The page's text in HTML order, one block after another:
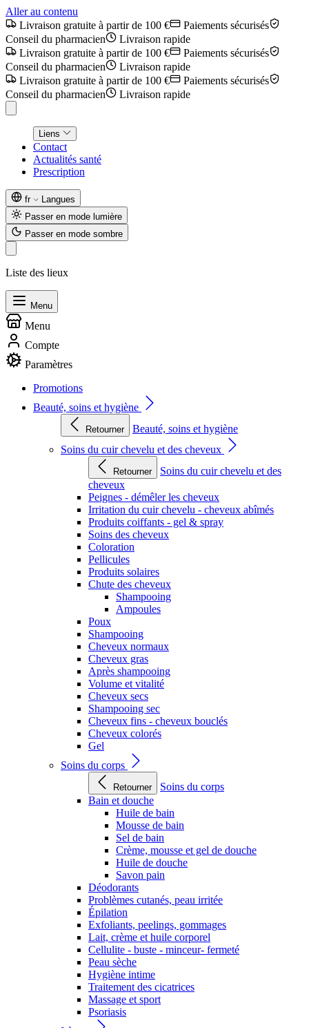
Aller au contenu
Livraison gratuite à partir de 100 €
Paiements sécurisés
Conseil du pharmacien
Livraison rapide
Livraison gratuite à partir de 100 €
Paiements sécurisés
Conseil du pharmacien
Livraison rapide
Livraison gratuite à partir de 100 €
Paiements sécurisés
Conseil du pharmacien
Livraison rapide
Liens
Contact
Actualités santé
Prescription
fr
Langues
Passer en mode lumière
Passer en mode sombre
Liste des lieux
Menu
Menu
Compte
Paramètres
Promotions
Beauté, soins et hygiène
Retourner
Beauté, soins et hygiène
Soins du cuir chevelu et des cheveux
Retourner
Soins du cuir chevelu et des
cheveux
Peignes - démêler les cheveux
Irritation du cuir chevelu - cheveux abîmés
Produits coiffants - gel & spray
Soins des cheveux
Coloration
Pellicules
Produits solaires
Chute des cheveux
Shampooing
Ampoules
Poux
Shampooing
Cheveux normaux
Cheveux gras
Après shampooing
Volume et vitalité
Cheveux secs
Shampooing sec
Cheveux fins - cheveux bouclés
Cheveux colorés
Gel
Soins du corps
Retourner
Soins du corps
Bain et douche
Huile de bain
Mousse de bain
Sel de bain
Crème, mousse et gel de douche
Huile de douche
Savon pain
Déodorants
Problèmes cutanés, peau irritée
Épilation
Exfoliants, peelings, gommages
Lait, crème et huile corporel
Cellulite - buste - minceur- fermeté
Peau sèche
Hygiène intime
Traitement des cicatrices
Massage et sport
Psoriasis